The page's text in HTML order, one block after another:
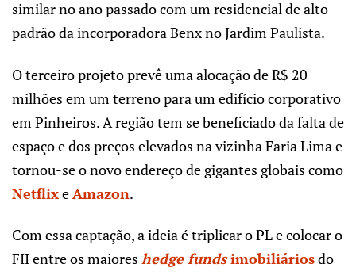
similar no ano passado com um residencial de alto
padrão da incorporadora Benx no Jardim Paulista.
O terceiro projeto prevê uma alocação de R$ 20
milhões em um terreno para um edifício corporativo
em Pinheiros. A região tem se beneficiado da falta de
espaço e dos preços elevados na vizinha Faria Lima e
tornou-se o novo endereço de gigantes globais como
NetflixeAmazon.
Com essa captação, a ideia é triplicar o PL e colocar o
FII entre os maiores hedge fundsimobiliáriosdo